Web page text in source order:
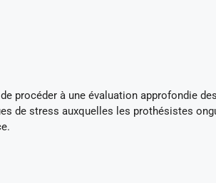
procéder à une évaluation approfondie des
de stress auxquelles les prothésistes